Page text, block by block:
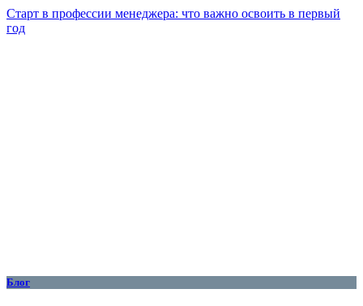
Старт в профессии менеджера: что важно освоить в первый
год
Блог